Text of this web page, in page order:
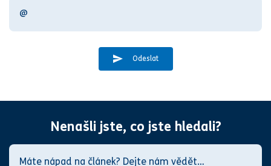
Odeslat
Nenašli jste, co jste hledali?